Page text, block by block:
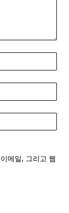
메일, 그리고 웹